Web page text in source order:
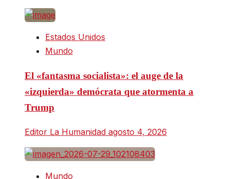
Estados Unidos
Mundo
El «fantasma socialista»: el auge de la
«izquierda» demócrata que atormenta a
Trump
Editor La Humanidad agosto 4, 2026
Mundo